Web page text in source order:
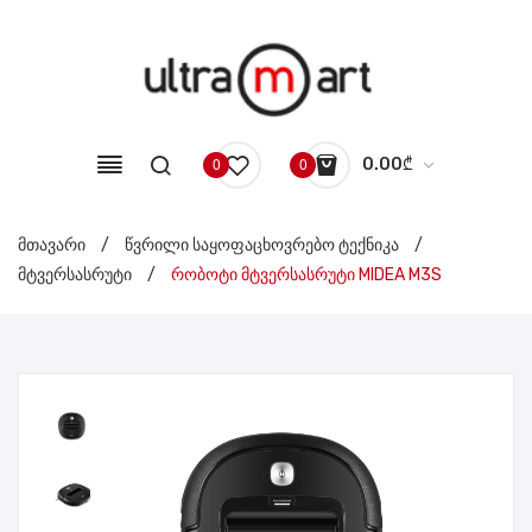
0 0 0.00₾
No products in the cart.
მთავარი / წვრილი საყოფაცხოვრებო ტექნიკა
/
მტვერსასრუტი
/ რობოტი მტვერსასრუტი MIDEA M3S